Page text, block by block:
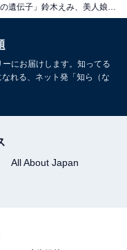
「美の遺伝子」鈴木えみ、美人娘の12歳バースデーショットを公開！ 「そりゃ女神の娘は女神ですね」
にお届けします。知ってる
れる、ネット発「知ら（な
All About Japan